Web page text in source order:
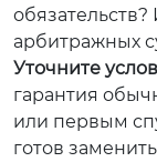
арбитражных
Уточните
гарантия
или первым
готов